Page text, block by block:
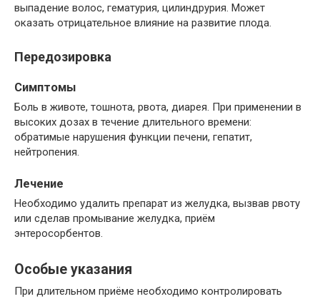
выпадение волос, гематурия, цилиндрурия. Может
оказать отрицательное влияние на развитие плода.
Передозировка
Симптомы
Боль в животе, тошнота, рвота, диарея. При применении в
высоких дозах в течение длительного времени:
обратимые нарушения функции печени, гепатит,
нейтропения.
Лечение
Необходимо удалить препарат из желудка, вызвав рвоту
или сделав промывание желудка, приём
энтеросорбентов.
Особые указания
При длительном приёме необходимо контролировать